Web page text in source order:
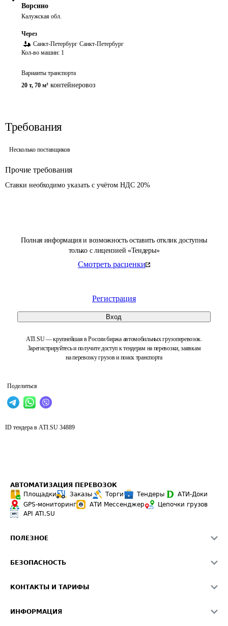
Полная информация и возможность оставить отклик доступны
только с лицензией «Тендеры»
Смотреть расценки
Регистрация
Вход
ATI.SU — крупнейшая в России биржа автомобильных грузоперевозок.
Зарегистрируйтесь и получите доступ к тендерам на перевозки, заявкам
на перевозку грузов и поиск транспорта
Поделиться
Ворсино
Калужская обл.
Через
Санкт-Петербург Санкт-Петербург
Кол-во машин: 1
Варианты транспорта
20 т, 70 м³ контейнеровоз
Требования
Несколько поставщиков
Прочие требования
Ставки необходимо указать с учётом НДС 20%
ID тендера в ATI.SU 34889
АВТОМАТИЗАЦИЯ ПЕРЕВОЗОК
Площадки
Заказы Торги Тендеры
АТИ-Доки
GPS-мониторинг
АТИ Мессенджер
Цепочки грузов
API ATI.SU
ПОЛЕЗНОЕ
Звезды ATI.SU на вашем сайте
Средние ставки
БЕЗОПАСНОСТЬ
Светофор+
КОНТАКТЫ И ТАРИФЫ
ИНФОРМАЦИЯ